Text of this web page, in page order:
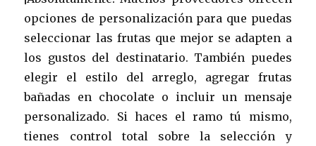
opciones de personalización para que puedas
seleccionar las frutas que mejor se adapten a
los gustos del destinatario. También puedes
elegir el estilo del arreglo, agregar frutas
bañadas en chocolate o incluir un mensaje
personalizado. Si haces el ramo tú mismo,
tienes control total sobre la selección y